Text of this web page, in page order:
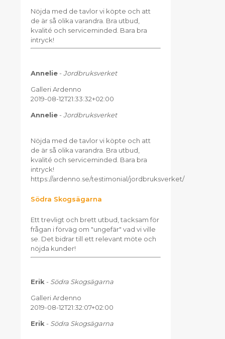
Nöjda med de tavlor vi köpte och att
de är så olika varandra. Bra utbud,
kvalité och serviceminded. Bara bra
intryck!
Annelie-Jordbruksverket
Galleri Ardenno
2019-08-12T21:33:32+02:00
Annelie-Jordbruksverket
Nöjda med de tavlor vi köpte och att
de är så olika varandra. Bra utbud,
kvalité och serviceminded. Bara bra
intryck!
https://ardenno.se/testimonial/jordbruksverket/
Södra Skogsägarna
Ett trevligt och brett utbud, tacksam för
frågan i förväg om "ungefär" vad vi ville
se. Det bidrar till ett relevant möte och
nöjda kunder!
Erik - Södra Skogsägarna
Galleri Ardenno
2019-08-12T21:32:07+02:00
Erik - Södra Skogsägarna